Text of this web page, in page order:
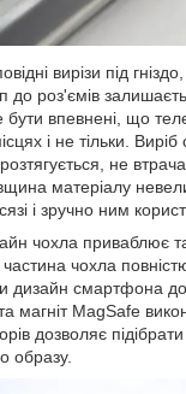
вирізи під гніздо,
до роз'ємів
бути впевнені, що
і не тільки. Виріб
не
матеріалу
і зручно ним
чохла приваблює
чохла
дизайн смартфона
магніт MagSafe
дозволяє
образу.